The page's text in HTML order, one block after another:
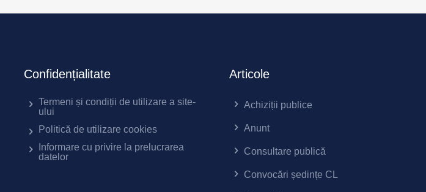
Confidențialitate
Termeni și condiții de utilizare a site-
ului
Politică de utilizare cookies
Informare cu privire la prelucrarea
datelor
Articole
Achiziții publice
Anunt
Consultare publică
Convocări ședințe CL